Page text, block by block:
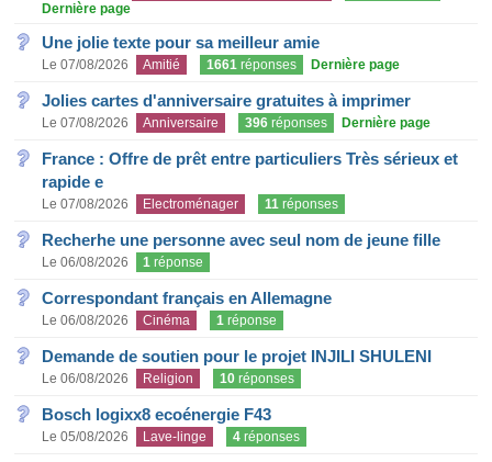
Dernière page
Une jolie texte pour sa meilleur amie
Le 07/08/2026 Amitié 1661 réponses Dernière page
Jolies cartes d'anniversaire gratuites à imprimer
Le 07/08/2026 Anniversaire 396 réponses Dernière page
France : Offre de prêt entre particuliers Très sérieux et
rapide e
Le 07/08/2026 Electroménager 11 réponses
Recherhe une personne avec seul nom de jeune fille
Le 06/08/2026 1 réponse
Correspondant français en Allemagne
Le 06/08/2026 Cinéma 1 réponse
Demande de soutien pour le projet INJILI SHULENI
Le 06/08/2026 Religion 10 réponses
Bosch logixx8 ecoénergie F43
Le 05/08/2026 Lave-linge 4 réponses